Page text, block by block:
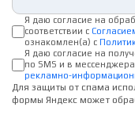
Я даю согласие на
соответствии с
ознакомлен(а) с
Я даю согласие на
по SMS и в
рекламно-
Для защиты от спама
формы Яндекс может